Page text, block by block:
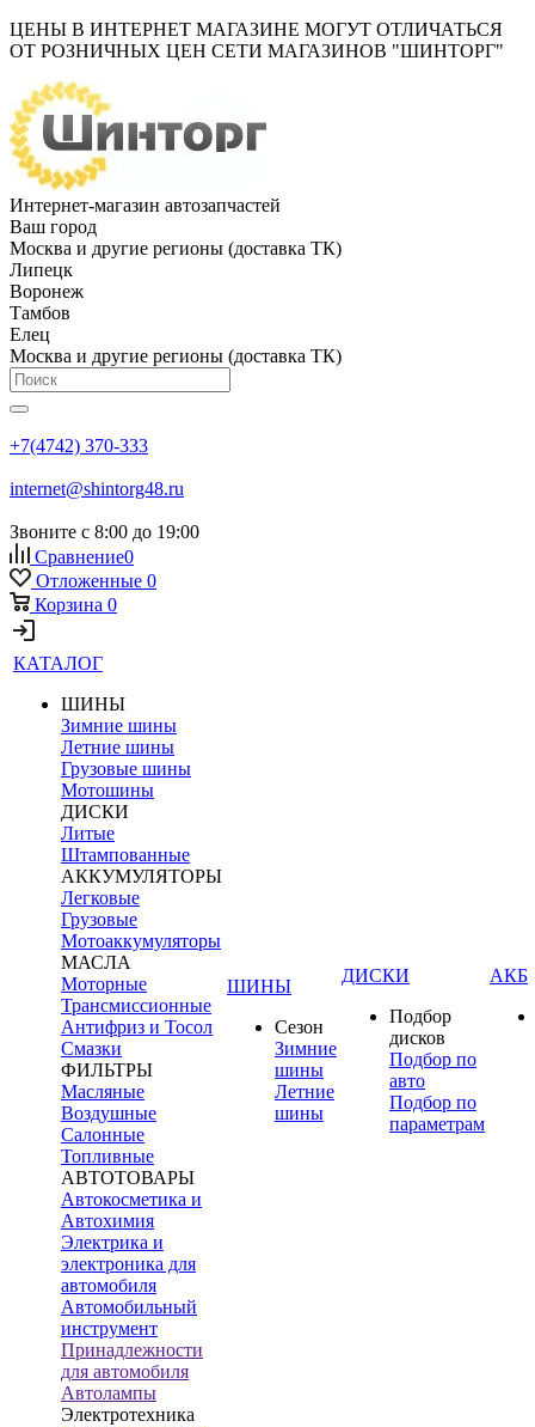
ЦЕНЫ В ИНТЕРНЕТ МАГАЗИНЕ МОГУТ ОТЛИЧАТЬСЯ
ОТ РОЗНИЧНЫХ ЦЕН СЕТИ МАГАЗИНОВ "ШИНТОРГ"
Интернет-магазин автозапчастей
Ваш город
Москва и другие регионы (доставка ТК)
Липецк
Воронеж
Тамбов
Елец
Москва и другие регионы (доставка ТК)
+7(4742) 370-333
internet@shintorg48.ru
Звоните с 8:00 до 19:00
Сравнение0
Отложенные 0
Корзина 0
КАТАЛОГ
ШИНЫ
Зимние шины
Летние шины
Грузовые шины
Мотошины
ДИСКИ
Литые
Штампованные
АККУМУЛЯТОРЫ
Легковые
Грузовые
Мотоаккумуляторы
МАСЛА
Моторные
Трансмиссионные
Антифриз и Тосол
Смазки
ФИЛЬТРЫ
Масляные
Воздушные
Салонные
Топливные
АВТОТОВАРЫ
Автокосметика и
Автохимия
Электрика и
электроника для
автомобиля
Автомобильный
инструмент
Принадлежности
для автомобиля
Автолампы
Электротехника
ШИНЫ
Сезон
Зимние
шины
Летние
шины
ДИСКИ
Подбор
дисков
Подбор по
авто
Подбор по
параметрам
АКБ